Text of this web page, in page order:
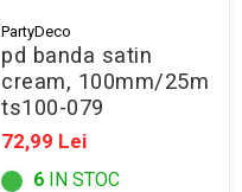
PartyDeco
pd banda satin
cream, 100mm/25m
ts100-079
72,99 Lei
6 IN STOC